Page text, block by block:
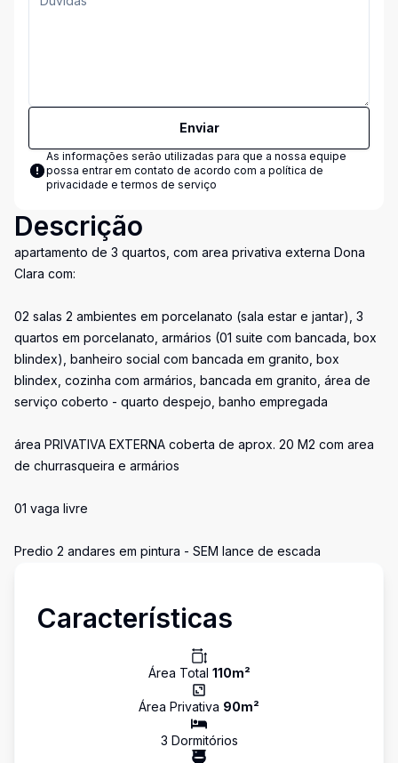
Enviar
As informações serão utilizadas para que a nossa equipe
possa entrar em contato de acordo com a política de
privacidade e termos de serviço
Descrição
apartamento de 3 quartos, com area privativa externa Dona
Clara com:
02 salas 2 ambientes em porcelanato (sala estar e jantar), 3
quartos em porcelanato, armários (01 suite com bancada, box
blindex), banheiro social com bancada em granito, box
blindex, cozinha com armários, bancada em granito, área de
serviço coberto - quarto despejo, banho empregada
área PRIVATIVA EXTERNA coberta de aprox. 20 M2 com area
de churrasqueira e armários
01 vaga livre
Predio 2 andares em pintura - SEM lance de escada
Características
Área Total 110m²
Área Privativa 90m²
3 Dormitórios